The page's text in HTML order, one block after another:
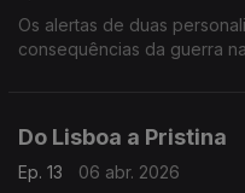
Os alertas de duas
consequências da guerra
Do Lisboa a Pristina
Ep. 13
06 abr. 2026